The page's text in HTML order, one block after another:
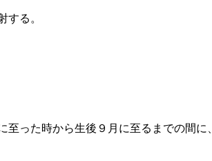
する。
った時から生後９月に至るまでの間